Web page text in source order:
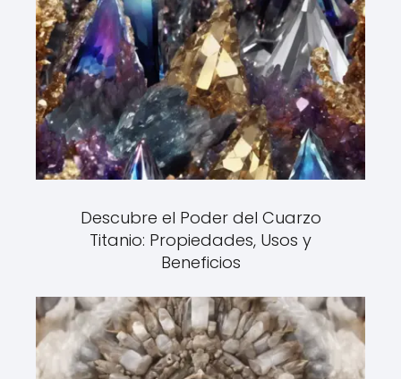
Descubre el Poder del Cuarzo
Titanio: Propiedades, Usos y
Beneficios